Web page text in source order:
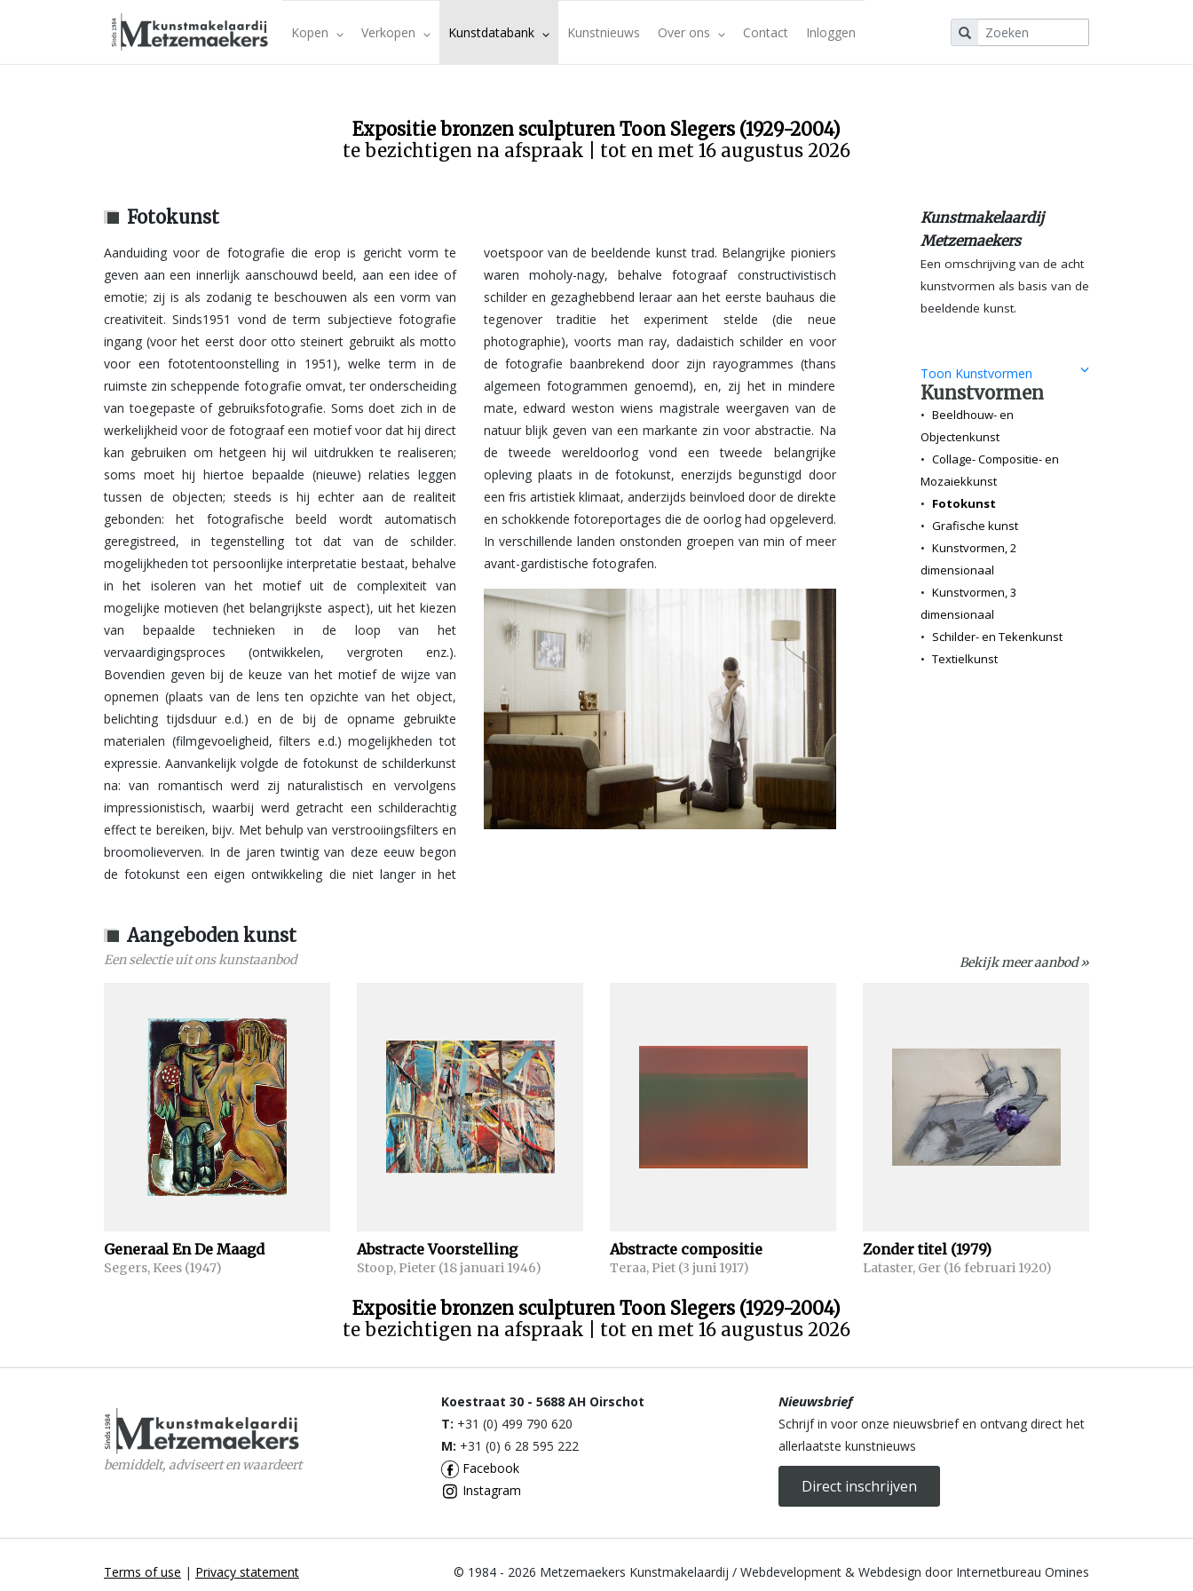
Kopen Verkopen Kunstdatabank Kunstnieuws Over ons Contact Inloggen
Expositie bronzen sculpturen Toon Slegers (1929-2004)
te bezichtigen na afspraak | tot en met 16 augustus 2026
Kunstmakelaardij
Metzemaekers
Een omschrijving van de acht
kunstvormen als basis van de
beeldende kunst.
Toon Kunstvormen
Kunstvormen
• Beeldhouw- en
Objectenkunst
• Collage- Compositie- en
Mozaiekkunst
• Fotokunst
• Grafische kunst
• Kunstvormen, 2
dimensionaal
• Kunstvormen, 3
dimensionaal
• Schilder- en Tekenkunst
• Textielkunst
Fotokunst
Aanduiding voor de fotografie die erop is gericht vorm te
geven aan een innerlijk aanschouwd beeld, aan een idee of
emotie; zij is als zodanig te beschouwen als een vorm van
creativiteit. Sinds1951 vond de term subjectieve fotografie
ingang (voor het eerst door otto steinert gebruikt als motto
voor een fototentoonstelling in 1951), welke term in de
ruimste zin scheppende fotografie omvat, ter onderscheiding
van toegepaste of gebruiksfotografie. Soms doet zich in de
werkelijkheid voor de fotograaf een motief voor dat hij direct
kan gebruiken om hetgeen hij wil uitdrukken te realiseren;
soms moet hij hiertoe bepaalde (nieuwe) relaties leggen
tussen de objecten; steeds is hij echter aan de realiteit
gebonden: het fotografische beeld wordt automatisch
geregistreed, in tegenstelling tot dat van de schilder.
mogelijkheden tot persoonlijke interpretatie bestaat, behalve
in het isoleren van het motief uit de complexiteit van
mogelijke motieven (het belangrijkste aspect), uit het kiezen
van bepaalde technieken in de loop van het
vervaardigingsproces (ontwikkelen, vergroten enz.).
Bovendien geven bij de keuze van het motief de wijze van
opnemen (plaats van de lens ten opzichte van het object,
belichting tijdsduur e.d.) en de bij de opname gebruikte
materialen (filmgevoeligheid, filters e.d.) mogelijkheden tot
expressie. Aanvankelijk volgde de fotokunst de schilderkunst
na: van romantisch werd zij naturalistisch en vervolgens
impressionistisch, waarbij werd getracht een schilderachtig
effect te bereiken, bijv. Met behulp van verstrooiingsfilters en
broomolieverven. In de jaren twintig van deze eeuw begon
de fotokunst een eigen ontwikkeling die niet langer in het
voetspoor van de beeldende kunst trad. Belangrijke pioniers
waren moholy-nagy, behalve fotograaf constructivistisch
schilder en gezaghebbend leraar aan het eerste bauhaus die
tegenover traditie het experiment stelde (die neue
photographie), voorts man ray, dadaistich schilder en voor
de fotografie baanbrekend door zijn rayogrammes (thans
algemeen fotogrammen genoemd), en, zij het in mindere
mate, edward weston wiens magistrale weergaven van de
natuur blijk geven van een markante zin voor abstractie. Na
de tweede wereldoorlog vond een tweede belangrijke
opleving plaats in de fotokunst, enerzijds begunstigd door
een fris artistiek klimaat, anderzijds beinvloed door de direkte
en schokkende fotoreportages die de oorlog had opgeleverd.
In verschillende landen onstonden groepen van min of meer
avant-gardistische fotografen.
Aangeboden kunst
Een selectie uit ons kunstaanbod Bekijk meer aanbod »
Generaal En De Maagd
Segers, Kees (1947)
Abstracte Voorstelling
Stoop, Pieter (18 januari 1946)
Abstracte compositie
Teraa, Piet (3 juni 1917)
Zonder titel (1979)
Lataster, Ger (16 februari 1920)
Expositie bronzen sculpturen Toon Slegers (1929-2004)
te bezichtigen na afspraak | tot en met 16 augustus 2026
bemiddelt, adviseert en waardeert
Koestraat 30 - 5688 AH Oirschot
T: +31 (0) 499 790 620
M: +31 (0) 6 28 595 222
Facebook
Instagram
Nieuwsbrief
Schrijf in voor onze nieuwsbrief en ontvang direct het
allerlaatste kunstnieuws
Direct inschrijven
Terms of use | Privacy statement © 1984 - 2026 Metzemaekers Kunstmakelaardij / Webdevelopment & Webdesign door Internetbureau Omines